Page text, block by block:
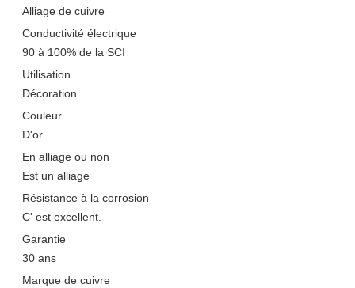
Alliage de cuivre
Conductivité électrique
90 à 100% de la SCI
Utilisation
Décoration
Couleur
D'or
En alliage ou non
Est un alliage
Résistance à la corrosion
C' est excellent.
Garantie
30 ans
Marque de cuivre